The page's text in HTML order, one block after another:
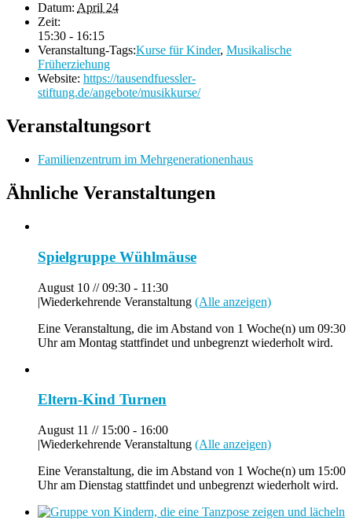
Datum: April 24
Zeit:
15:30 - 16:15
Veranstaltung-Tags:Kurse für Kinder, Musikalische
Früherziehung
Website: https://tausendfuessler-
stiftung.de/angebote/musikkurse/
Veranstaltungsort
Familienzentrum im Mehrgenerationenhaus
Ähnliche Veranstaltungen
Spielgruppe Wühlmäuse
August 10 // 09:30 - 11:30
|Wiederkehrende Veranstaltung (Alle anzeigen)
Eine Veranstaltung, die im Abstand von 1 Woche(n) um 09:30
Uhr am Montag stattfindet und unbegrenzt wiederholt wird.
Eltern-Kind Turnen
August 11 // 15:00 - 16:00
|Wiederkehrende Veranstaltung (Alle anzeigen)
Eine Veranstaltung, die im Abstand von 1 Woche(n) um 15:00
Uhr am Dienstag stattfindet und unbegrenzt wiederholt wird.